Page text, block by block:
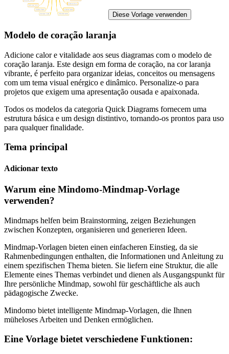
Diese Vorlage verwenden
Modelo de coração laranja
Adicione calor e vitalidade aos seus diagramas com o modelo de
coração laranja. Este design em forma de coração, na cor laranja
vibrante, é perfeito para organizar ideias, conceitos ou mensagens
com um tema visual enérgico e dinâmico. Personalize-o para
projetos que exigem uma apresentação ousada e apaixonada.
Todos os modelos da categoria Quick Diagrams fornecem uma
estrutura básica e um design distintivo, tornando-os prontos para uso
para qualquer finalidade.
Tema principal
Adicionar texto
Warum eine Mindomo-Mindmap-Vorlage
verwenden?
Mindmaps helfen beim Brainstorming, zeigen Beziehungen
zwischen Konzepten, organisieren und generieren Ideen.
Mindmap-Vorlagen bieten einen einfacheren Einstieg, da sie
Rahmenbedingungen enthalten, die Informationen und Anleitung zu
einem spezifischen Thema bieten. Sie liefern eine Struktur, die alle
Elemente eines Themas verbindet und dienen als Ausgangspunkt für
Ihre persönliche Mindmap, sowohl für geschäftliche als auch
pädagogische Zwecke.
Mindomo bietet intelligente Mindmap-Vorlagen, die Ihnen
müheloses Arbeiten und Denken ermöglichen.
Eine Vorlage bietet verschiedene Funktionen: